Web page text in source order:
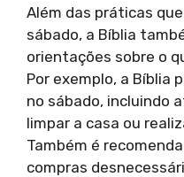
Além das práticas
sábado, a Bíblia
orientações sobre o
Por exemplo, a Bíblia
no sábado, incluindo
limpar a casa ou
Também é
compras